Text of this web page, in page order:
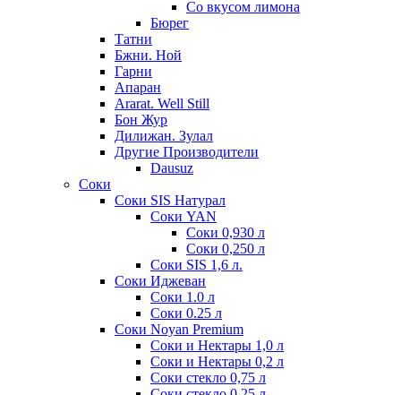
Со вкусом лимона
Бюрег
Татни
Бжни. Ной
Гарни
Апаран
Ararat. Well Still
Бон Жур
Дилижан. Зулал
Другие Производители
Dausuz
Соки
Соки SIS Натурал
Соки YAN
Соки 0,930 л
Соки 0,250 л
Соки SIS 1,6 л.
Соки Иджеван
Соки 1.0 л
Соки 0.25 л
Соки Noyan Premium
Соки и Нектары 1,0 л
Соки и Нектары 0,2 л
Соки стекло 0,75 л